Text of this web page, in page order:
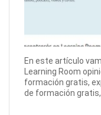
En este artículo
Learning Room
formación gratis,
de formación